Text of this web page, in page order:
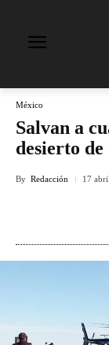
México
Salvan a
desierto
By Redacción 17